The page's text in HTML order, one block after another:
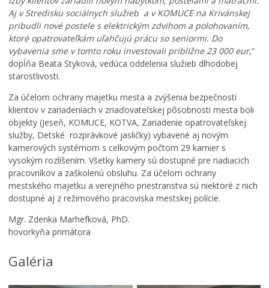
Aj v Stredisku sociálnych služieb a v KOMUCE na Krivánskej
pribudli nové postele s elektrickým zdvihom a polohovaním,
ktoré opatrovateľkám uľahčujú prácu so seniormi. Do
vybavenia sme v tomto roku investovali približne 23 000 eur,“
dopĺňa Beata Styková, vedúca oddelenia služieb dlhodobej
starostlivosti.
Za účelom ochrany majetku mesta a zvýšenia bezpečnosti
klientov v zariadeniach v zriaďovateľskej pôsobnosti mesta boli
objekty (Jeseň, KOMUCE, KOTVA, Zariadenie opatrovateľskej
služby, Detské rozprávkové jasličky) vybavené aj novým
kamerových systémom s celkovým počtom 29 kamier s
vysokým rozlíšením. Všetky kamery sú dostupné pre riadiacich
pracovníkov a zaškolenú obsluhu. Za účelom ochrany
mestského majetku a verejného priestranstva sú niektoré z nich
dostupné aj z režimového pracoviska mestskej polície.
Mgr. Zdenka Marhefková, PhD.
hovorkyňa primátora
Galéria
a
m
i
m
o
r
i
a
d
n
e
z
a
s
a
d
n
t
i
M
s
s
t
o
B
a
n
s
k
á
B
y
s
t
r
i
c
a
u
d
p
r
s
t
r
o
m
y
p
r
e
m
e
s
t
s
k
ý
p
r
k
i
h